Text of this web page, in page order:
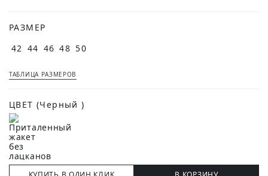
РАЗМЕР
42 44 46 48 50
ТАБЛИЦА РАЗМЕРОВ
ЦВЕТ (Черный )